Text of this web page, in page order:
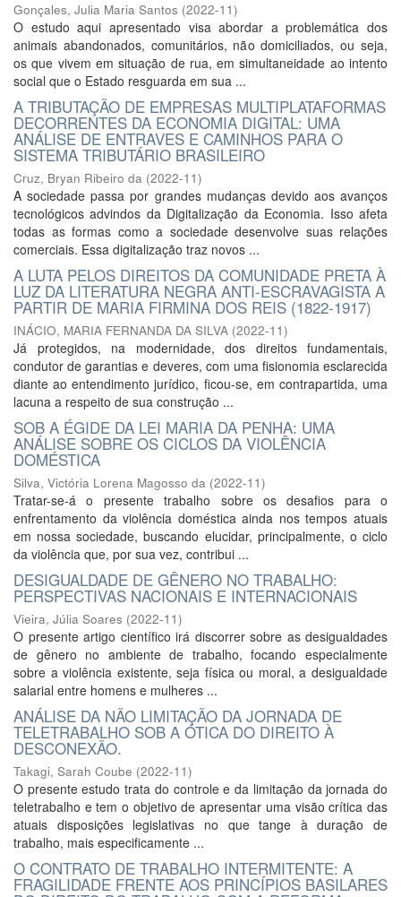
Gonçales, Julia Maria Santos (2022-11)
O estudo aqui apresentado visa abordar a problemática dos
animais abandonados, comunitários, não domiciliados, ou seja,
os que vivem em situação de rua, em simultaneidade ao intento
social que o Estado resguarda em sua ...
A TRIBUTAÇÃO DE EMPRESAS MULTIPLATAFORMAS
DECORRENTES DA ECONOMIA DIGITAL: UMA
ANÁLISE DE ENTRAVES E CAMINHOS PARA O
SISTEMA TRIBUTÁRIO BRASILEIRO
Cruz, Bryan Ribeiro da (2022-11)
A sociedade passa por grandes mudanças devido aos avanços
tecnológicos advindos da Digitalização da Economia. Isso afeta
todas as formas como a sociedade desenvolve suas relações
comerciais. Essa digitalização traz novos ...
A LUTA PELOS DIREITOS DA COMUNIDADE PRETA À
LUZ DA LITERATURA NEGRA ANTI-ESCRAVAGISTA A
PARTIR DE MARIA FIRMINA DOS REIS (1822-1917)
INÁCIO, MARIA FERNANDA DA SILVA (2022-11)
Já protegidos, na modernidade, dos direitos fundamentais,
condutor de garantias e deveres, com uma fisionomia esclarecida
diante ao entendimento jurídico, ficou-se, em contrapartida, uma
lacuna a respeito de sua construção ...
SOB A ÉGIDE DA LEI MARIA DA PENHA: UMA
ANÁLISE SOBRE OS CICLOS DA VIOLÊNCIA
DOMÉSTICA
Silva, Victória Lorena Magosso da (2022-11)
Tratar-se-á o presente trabalho sobre os desafios para o
enfrentamento da violência doméstica ainda nos tempos atuais
em nossa sociedade, buscando elucidar, principalmente, o ciclo
da violência que, por sua vez, contribui ...
DESIGUALDADE DE GÊNERO NO TRABALHO:
PERSPECTIVAS NACIONAIS E INTERNACIONAIS
Vieira, Júlia Soares (2022-11)
O presente artigo científico irá discorrer sobre as desigualdades
de gênero no ambiente de trabalho, focando especialmente
sobre a violência existente, seja física ou moral, a desigualdade
salarial entre homens e mulheres ...
ANÁLISE DA NÃO LIMITAÇÃO DA JORNADA DE
TELETRABALHO SOB A ÓTICA DO DIREITO À
DESCONEXÃO.
Takagi, Sarah Coube (2022-11)
O presente estudo trata do controle e da limitação da jornada do
teletrabalho e tem o objetivo de apresentar uma visão crítica das
atuais disposições legislativas no que tange à duração de
trabalho, mais especificamente ...
O CONTRATO DE TRABALHO INTERMITENTE: A
FRAGILIDADE FRENTE AOS PRINCÍPIOS BASILARES